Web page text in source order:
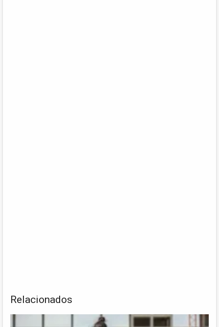
Relacionados